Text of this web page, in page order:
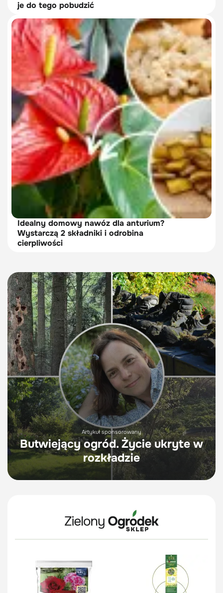
je do tego pobudzić
Idealny domowy nawóz dla anturium?
Wystarczą 2 składniki i odrobina
cierpliwości
Artykuł sponsorowany
Butwiejący ogród. Życie ukryte w
rozkładzie